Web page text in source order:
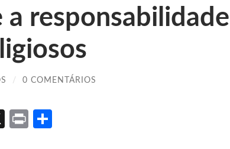
a responsabilidade
/ 0 COMENTÁRIOS
X Print